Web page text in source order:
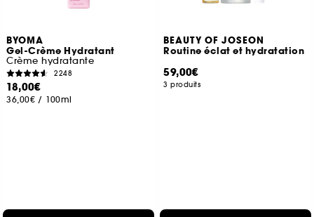
BYOMA
Gel-Crème Hydratant
Crème hydratante
2248
18,00€
36,00€ / 100ml
BEAUTY OF JOSEON
Routine éclat et hydratation
59,00€
3 produits